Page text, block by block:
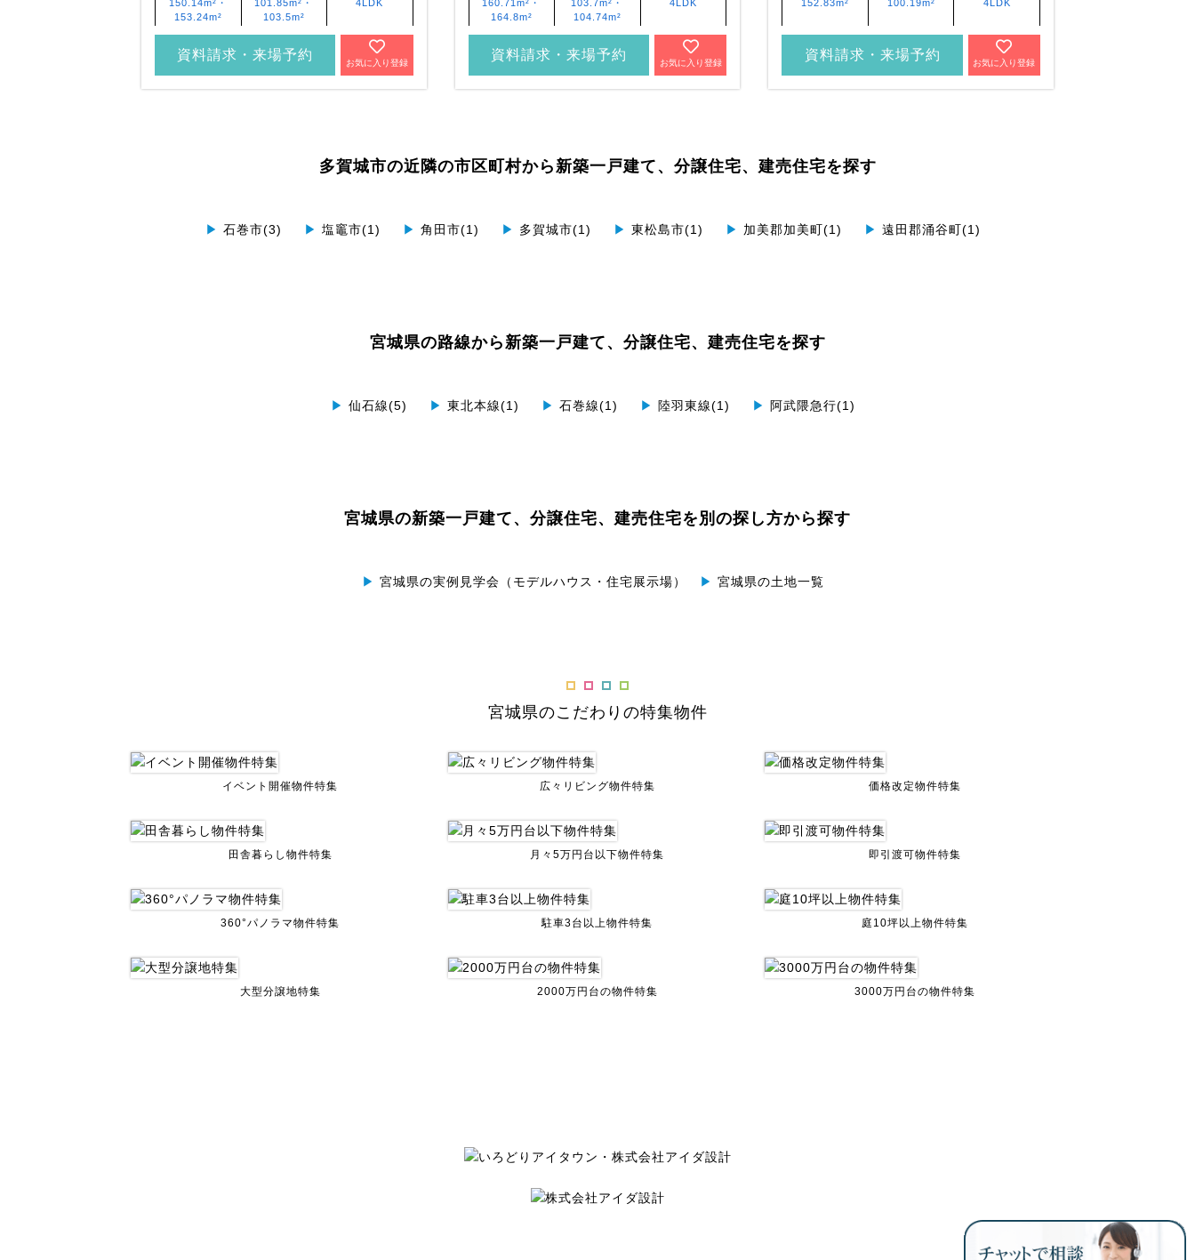
150.14m²・
153.24m²
101.85m²・
103.5m²
4LDK
資料請求・来場予約
お気に入り登録
160.71m²・
164.8m²
103.7m²・
104.74m²
4LDK
資料請求・来場予約
お気に入り登録
152.83m²
100.19m²
4LDK
資料請求・来場予約
お気に入り登録
多賀城市の近隣の市区町村から新築一戸建て、分譲住宅、建売住宅を探す
▶ 石巻市(3) ▶ 塩竈市(1) ▶ 角田市(1) ▶ 多賀城市(1) ▶ 東松島市(1) ▶ 加美郡加美町(1) ▶ 遠田郡涌谷町(1)
宮城県の路線から新築一戸建て、分譲住宅、建売住宅を探す
▶ 仙石線(5) ▶ 東北本線(1) ▶ 石巻線(1) ▶ 陸羽東線(1) ▶ 阿武隈急行(1)
宮城県の新築一戸建て、分譲住宅、建売住宅を別の探し方から探す
▶ 宮城県の実例見学会（モデルハウス・住宅展示場） ▶ 宮城県の土地一覧
宮城県のこだわりの特集物件
イベント開催物件特集 広々リビング物件特集 価格改定物件特集
田舎暮らし物件特集 月々5万円台以下物件特集 即引渡可物件特集
360°パノラマ物件特集 駐車3台以上物件特集 庭10坪以上物件特集
大型分譲地特集 2000万円台の物件特集 3000万円台の物件特集